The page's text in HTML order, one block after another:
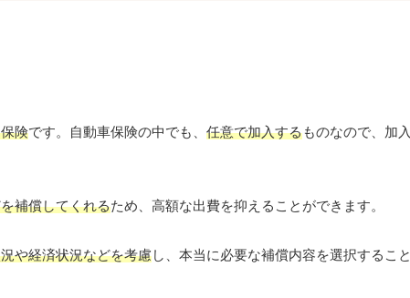
険です。自動車保険の中でも、 任意で加入するものなので、加入
補償してくれるため、高額な出費を抑えることができます。
や経済状況などを考慮し、本当に必要な補償内容を選択すること